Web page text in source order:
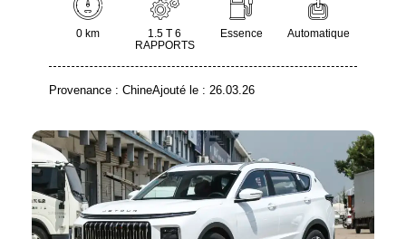
0 km
1.5 T 6
RAPPORTS
Essence Automatique
Provenance : ChineAjouté le : 26.03.26